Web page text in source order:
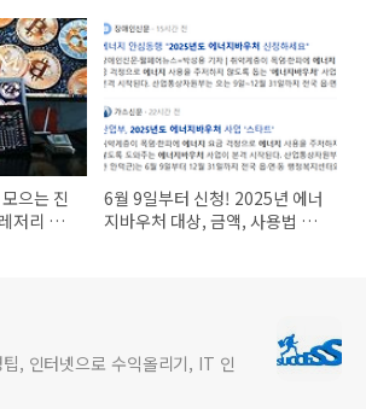
으는 진
저리 전
6월 9일부터 신청! 2025년 에너
지바우처 대상, 금액, 사용법 총
, 인터넷으로 수익올리기, IT 인